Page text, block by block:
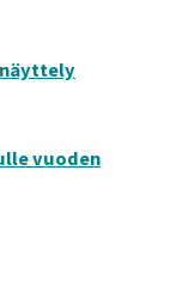
vuoden